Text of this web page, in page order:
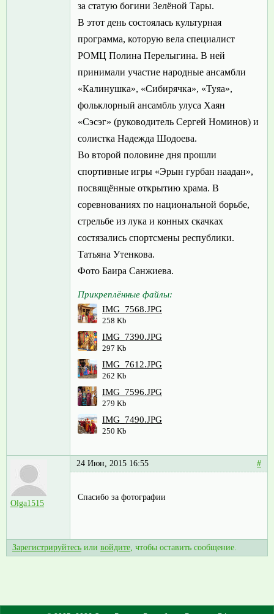
за статую богини Зелёной Тары.
В этот день состоялась культурная
программа, которую вела специалист
РОМЦ Полина Перелыгина. В ней
принимали участие народные ансамбли
«Калинушка», «Сибирячка», «Туяа»,
фольклорный ансамбль улуса Хаян
«Сэсэг» (руководитель Сергей Номинов) и
солистка Надежда Шодоева.
Во второй половине дня прошли
спортивные игры «Эрын гурбан наадан»,
посвящённые открытию храма. В
соревнованиях по национальной борьбе,
стрельбе из лука и конных скачках
состязались спортсмены республики.
Татьяна Утенкова.
Фото Баира Санжиева.
Прикреплённые файлы:
IMG_7568.JPG
258 Kb
IMG_7390.JPG
297 Kb
IMG_7612.JPG
262 Kb
IMG_7596.JPG
279 Kb
IMG_7490.JPG
250 Kb
Olga1515
24 Июн, 2015 16:55 #
Спасибо за фотографии
Зарегистрируйтесь или войдите, чтобы оставить сообщение.